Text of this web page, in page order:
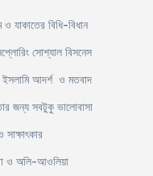
ও যাকাতের বিধি-বিধান
সোশ্যাল বিসনেস
ইসলামি আদর্শ ও মতবাদ
জন্য সবটুকু ভালোবাসা
ও অলি-আওলিয়া